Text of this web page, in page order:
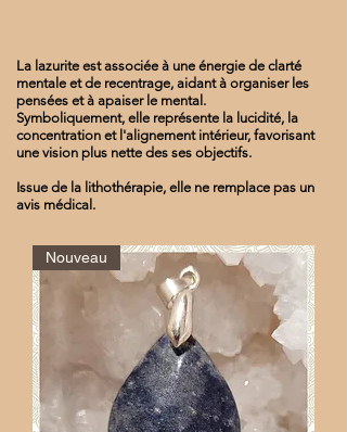
La lazurite est associée à une énergie de clarté
mentale et de recentrage, aidant à organiser les
pensées et à apaiser le mental.
Symboliquement, elle représente la lucidité, la
concentration et l'alignement intérieur, favorisant
une vision plus nette des ses objectifs.
Issue de la lithothérapie, elle ne remplace pas un
avis médical.
Nouveau